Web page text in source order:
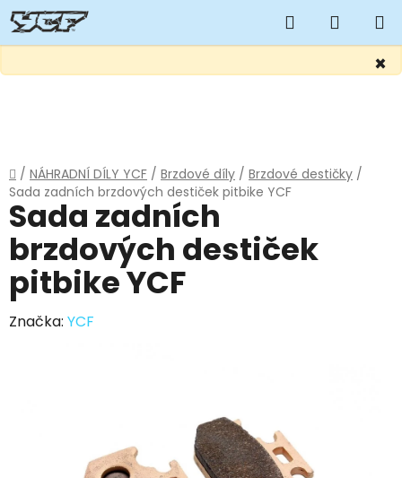
×
Hledat
KOŠÍK
Domů
/ NÁHRADNÍ DÍLY YCF / Brzdové díly / Brzdové destičky /
Sada zadních brzdových destiček pitbike YCF
Sada zadních
brzdových destiček
pitbike YCF
Značka: YCF